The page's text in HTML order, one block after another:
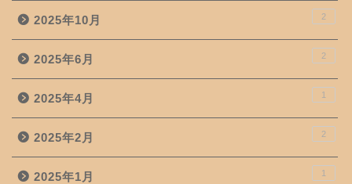
2025年10月 2
2025年6月 2
2025年4月 1
2025年2月 2
2025年1月 1